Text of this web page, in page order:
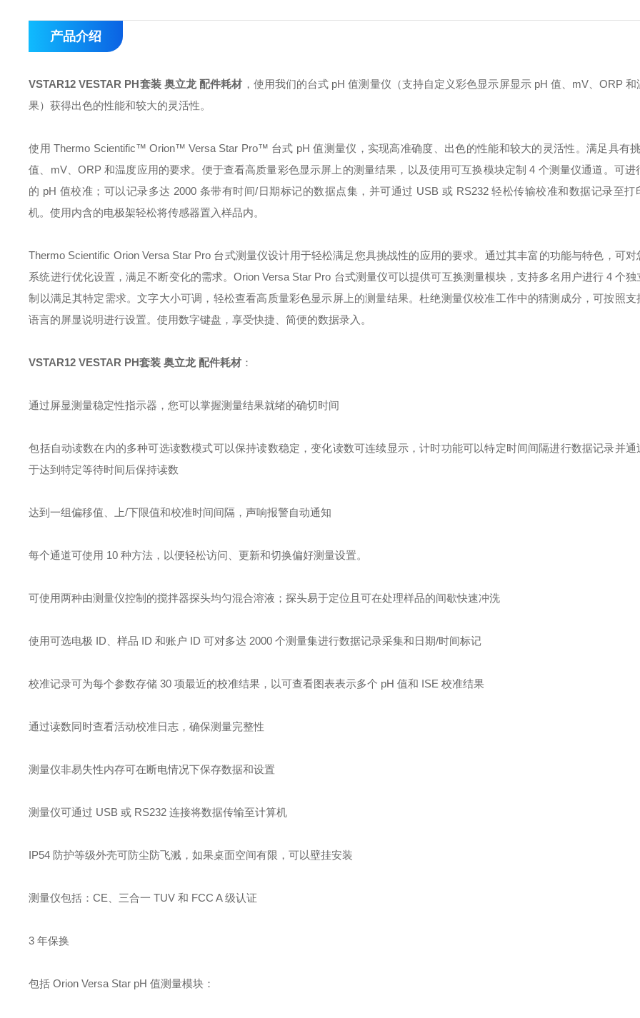
产品介绍
VSTAR12 VESTAR PH套装 奥立龙 配件耗材 ，使用我们的台式 pH 值测量仪（支持自定义彩色显示屏显示 pH 值、mV、ORP
果）获得出色的性能和较大的灵活性。
使用 Thermo Scientific™ Orion™ Versa Star Pro™ 台式 pH 值测量仪，实现高准确度、出色的性能和较大的灵活性。满足具有
值、mV、ORP 和温度应用的要求。便于查看高质量彩色显示屏上的测量结果，以及使用可互换模块定制 4 个测量仪通道。可进
的 pH 值校准；可以记录多达 2000 条带有时间/日期标记的数据点集，并可通过 USB 或 RS232 轻松传输校准和数据记录至打
机。使用内含的电极架轻松将传感器置入样品内。
Thermo Scientific Orion Versa Star Pro 台式测量仪设计用于轻松满足您具挑战性的应用的要求。通过其丰富的功能与特色，可对
系统进行优化设置，满足不断变化的需求。Orion Versa Star Pro 台式测量仪可以提供可互换测量模块，支持多名用户进行 4 个独
制以满足其特定需求。文字大小可调，轻松查看高质量彩色显示屏上的测量结果。杜绝测量仪校准工作中的猜测成分，可按照支
语言的屏显说明进行设置。使用数字键盘，享受快捷、简便的数据录入。
VSTAR12 VESTAR PH套装 奥立龙 配件耗材 ：
通过屏显测量稳定性指示器，您可以掌握测量结果就绪的确切时间
包括自动读数在内的多种可选读数模式可以保持读数稳定，变化读数可连续显示，计时功能可以特定时间间隔进行数据记录并通
于达到特定等待时间后保持读数
达到一组偏移值、上/下限值和校准时间间隔，声响报警自动通知
每个通道可使用 10 种方法，以便轻松访问、更新和切换偏好测量设置。
可使用两种由测量仪控制的搅拌器探头均匀混合溶液；探头易于定位且可在处理样品的间歇快速冲洗
使用可选电极 ID、样品 ID 和账户 ID 可对多达 2000 个测量集进行数据记录采集和日期/时间标记
校准记录可为每个参数存储 30 项最近的校准结果，以可查看图表表示多个 pH 值和 ISE 校准结果
通过读数同时查看活动校准日志，确保测量完整性
测量仪非易失性内存可在断电情况下保存数据和设置
测量仪可通过 USB 或 RS232 连接将数据传输至计算机
IP54 防护等级外壳可防尘防飞溅，如果桌面空间有限，可以壁挂安装
测量仪包括：CE、三合一 TUV 和 FCC A 级认证
3 年保换
包括 Orion Versa Star pH 值测量模块：